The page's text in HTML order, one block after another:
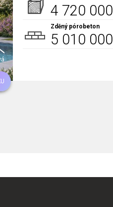
4 720 000
Zděný pórobeton
5 010 000